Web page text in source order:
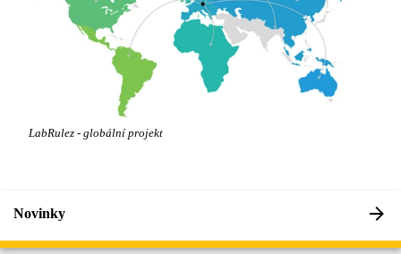
LabRulez - globální projekt
Novinky